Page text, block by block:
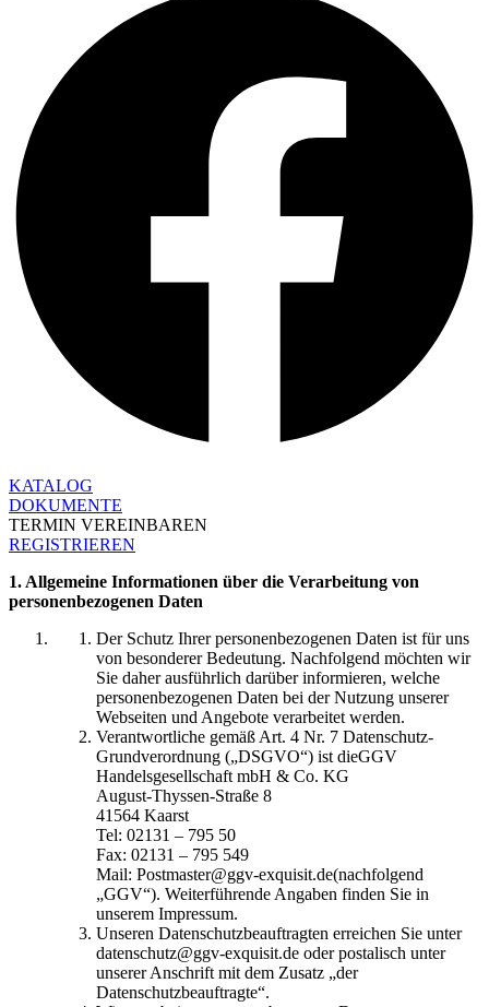
KATALOG
DOKUMENTE
TERMIN VEREINBAREN
REGISTRIEREN
1. Allgemeine Informationen über die Verarbeitung von
personenbezogenen Daten
Der Schutz Ihrer personenbezogenen Daten ist für uns
von besonderer Bedeutung. Nachfolgend möchten wir
Sie daher ausführlich darüber informieren, welche
personenbezogenen Daten bei der Nutzung unserer
Webseiten und Angebote verarbeitet werden.
Verantwortliche gemäß Art. 4 Nr. 7 Datenschutz-
Grundverordnung („DSGVO“) ist dieGGV
Handelsgesellschaft mbH & Co. KG
August-Thyssen-Straße 8
41564 Kaarst
Tel: 02131 – 795 50
Fax: 02131 – 795 549
Mail: Postmaster@ggv-exquisit.de(nachfolgend
„GGV“). Weiterführende Angaben finden Sie in
unserem Impressum.
Unseren Datenschutzbeauftragten erreichen Sie unter
datenschutz@ggv-exquisit.de oder postalisch unter
unserer Anschrift mit dem Zusatz „der
Datenschutzbeauftragte“.